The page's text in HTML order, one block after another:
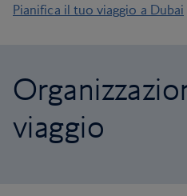
Pianifica il tuo viaggio a Dubai
viaggio